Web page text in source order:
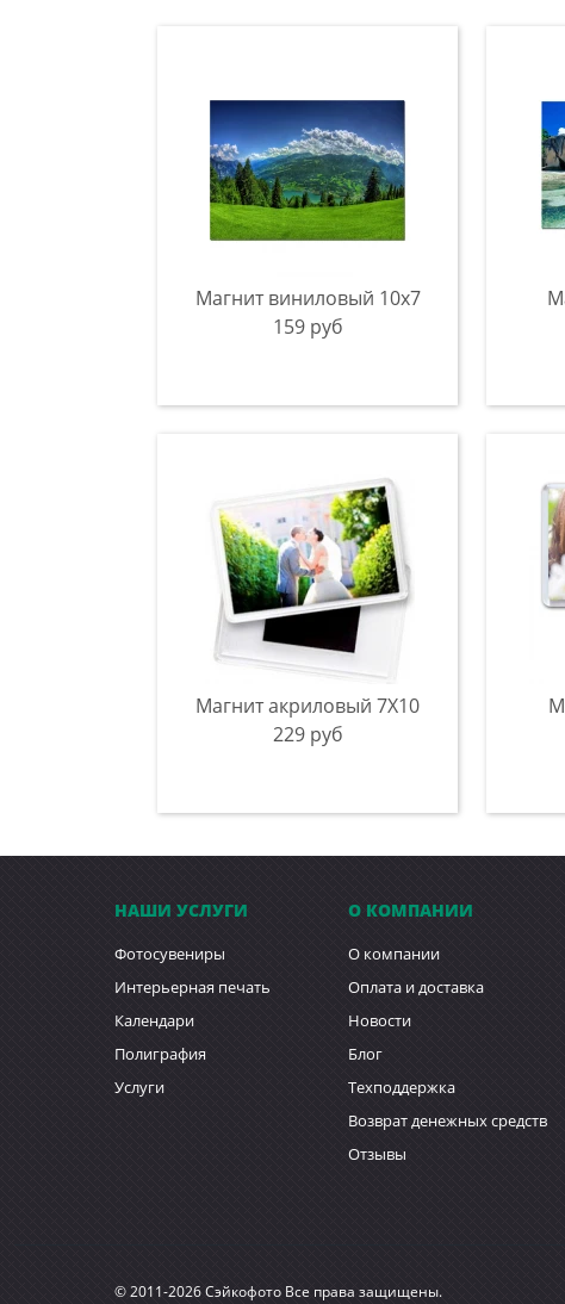
Магнит виниловый 10x7
159 руб
Магнит акриловый 7Х10
229 руб
НАШИ УСЛУГИ
Фотосувениры
Интерьерная печать
Календари
Полиграфия
Услуги
О КОМПАНИИ
О компании
Оплата и доставка
Новости
Блог
Техподдержка
Возврат денежных средств
Отзывы
© 2011-2026 Сэйкофото Все права защищены.